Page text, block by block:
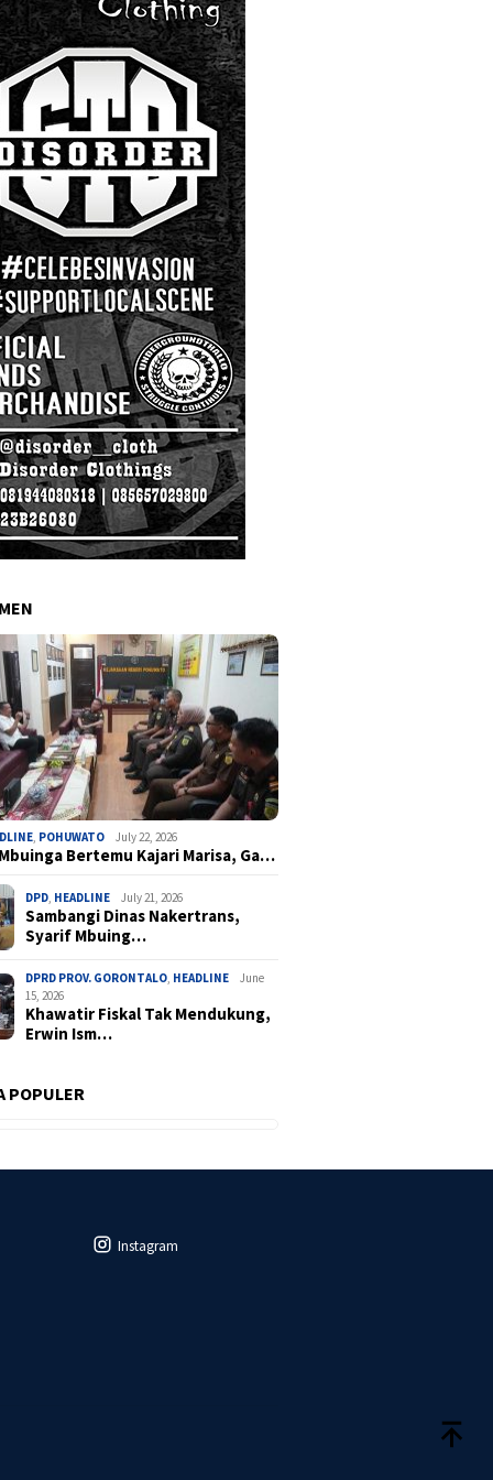
, POHUWATO July 22, 2026
Bertemu Kajari Marisa, Ga…
DPD, HEADLINE July 21, 2026
Sambangi Dinas Nakertrans,
Syarif Mbuing…
DPRD PROV. GORONTALO, HEADLINE
June
15, 2026
Khawatir Fiskal Tak Mendukung,
Erwin Ism…
POPULER
Instagram